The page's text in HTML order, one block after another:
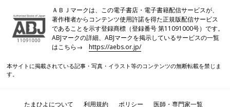
西松屋、しまむら、バースデイ「春に大
活躍しそう」「かわいすぎて目が離せな
い！」春っぽカラーコーデ5選
まだまだ気温は低いものの、そろそろ春っぽコ
ーデを意識している人は、多いのではないでし
ょうか？春らしいコーデには、パステル系など
こで元子ども服販売員ライターが、プチプラで
園・入学式にも使える★高見えアイテム
入園・卒園・入学式のシーズンがもう間近に！
ＡＢＪマークは、この電子書店・電子書籍配信サービスが、
著作権者からコンテンツ使用許諾を得た正規版配信サービス
であることを示す登録商標（登録番号 第11091000号）です。
ABJマークの詳細、ABJマークを掲示しているサービスの一覧
はこちら→https://aebs.or.jp/
本サイトに掲載されている記事・写真・イラスト等のコンテンツの無断転載を禁じま
す。
たまひよについて 利用規約 ポリシー 医師・専門家一覧